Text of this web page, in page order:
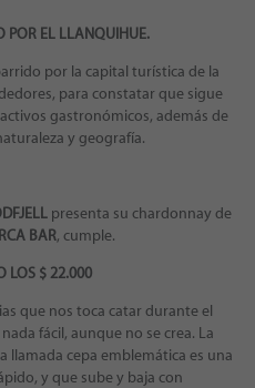
POR EL LLANQUIHUE.
por la capital turística de la
para constatar que sigue
gastronómicos, además de
y geografía.
presenta su chardonnay de
BAR, cumple.
LOS $ 22.000
que nos toca catar durante el
fácil, aunque no se crea. La
llamada cepa emblemática es una
y que sube y baja con